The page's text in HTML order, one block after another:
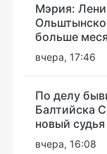
Мэрия:
больше
вчера, 17:46
По делу
Балтийска
новый судья
вчера, 16:08